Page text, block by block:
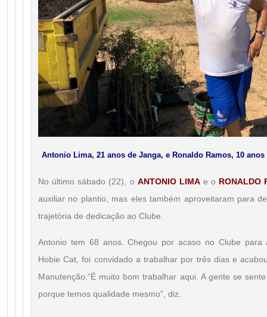
Antonio Lima, 21 anos de Janga, e Ronaldo Ramos, 10
No último sábado (22), o ANTONIO LIMAe o RONALDO
auxiliar no plantio, mas eles também aproveitaram para
trajetória de dedicação ao Clube.
Antonio tem 68 anos. Chegou por acaso no Clube para
Hobie Cat, foi convidado a trabalhar por três dias e
Manutenção.“É muito bom trabalhar aqui. A gente se
porque temos qualidade mesmo”, diz.